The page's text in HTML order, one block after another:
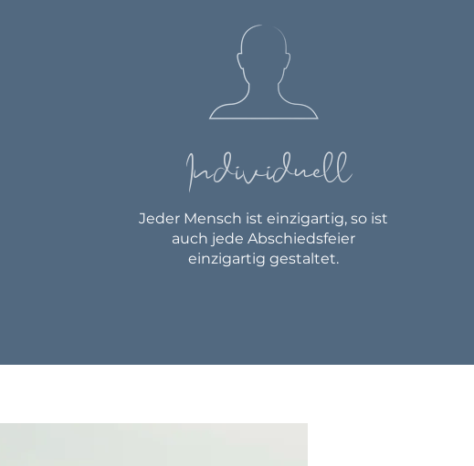
Individuell
Jeder Mensch ist einzigartig, so ist
auch jede Abschiedsfeier
einzigartig gestaltet.